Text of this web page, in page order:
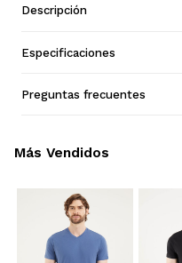
Descripción
Especificaciones
Preguntas frecuentes
Más Vendidos